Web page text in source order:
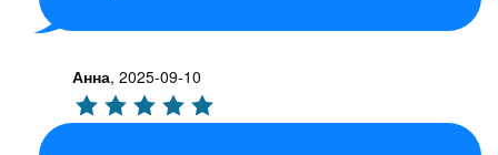
Анна, 2025-09-10